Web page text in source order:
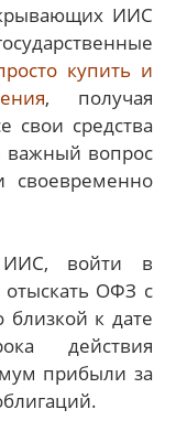
ИИС
купить и
, получая
свои средства
важный вопрос
своевременно
ИИС, войти в
ОФЗ с
к дате
действия
прибыли за